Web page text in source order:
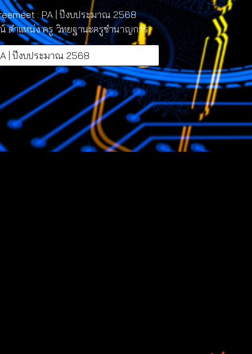
: PA | ปีงบประมาณ 2568
ตำแหน่ง ครู วิทยฐานะครูชำนาญการ
| ปีงบประมาณ 2568